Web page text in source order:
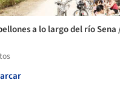
a lo largo del río